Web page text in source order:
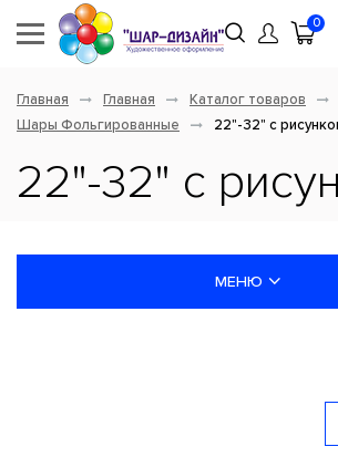
0
Главная Главная
Каталог товаров
Шары Фольгированные
22"-32" с
22"-32" с
МЕНЮ